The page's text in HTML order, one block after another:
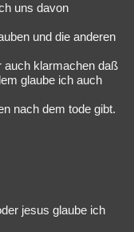
uns davon
und die anderen
auch klarmachen daß
glaube ich auch
nach dem tode gibt.
jesus glaube ich